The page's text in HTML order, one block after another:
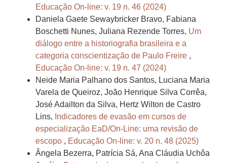
Educação On-line: v. 19 n. 46 (2024)
Daniela Gaete Sewaybricker Bravo, Fabiana
Boschetti Nunes, Juliana Rezende Torres, Um
diálogo entre a historiografia brasileira e a
categoria conscientização de Paulo Freire ,
Educação On-line: v. 19 n. 47 (2024)
Neide Maria Palhano dos Santos, Luciana Maria
Varela de Queiroz, João Henrique Silva Corrêa,
José Adailton da Silva, Hertz Wilton de Castro
Lins, Indicadores de evasão em cursos de
especialização EaD/On-Line: uma revisão de
escopo , Educação On-line: v. 20 n. 48 (2025)
Ângela Bezerra, Patrícia Sá, Ana Cláudia Uchôa